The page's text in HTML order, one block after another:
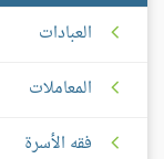
العبادات
المعاملات
فقه الأسرة